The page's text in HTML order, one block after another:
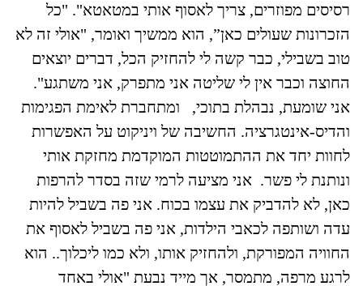
רסיסים מפוזרים, צריך לאסוף אותי במטאטא". "כל
הזכרונות שעולים כאן”, הוא ממשיך ואומר, "אולי זה לא
טוב בשבילי, כבר קשה לי להחזיק הכל, דברים יוצאים
החוצה וכבר אין לי שליטה אני מתפרק, אני משתגע".
אני שומעת, נבהלת בתוכי, ומתחברת לאימת הפגימות
והדיס-אינטגרציה. החשיבה של ויניקוט על האפשרות
לחוות יחד את ההתמוטטות המוקדמת מחזקת אותי
ונותנת לי פשר. אני מציעה לרמי שזה בסדר להרפות
כאן, לא להדביק את עצמו בכוח. אני פה בשביל להיות
עדה ושותפה לכאבי הילדות, אני פה בשביל לאסוף את
החוויה המפורקת, ולהחזיק אותו, ולא כמו ליכלוך.. הוא
לרגע מרפה, מתמסר, אך מייד נבעת "אולי באחד